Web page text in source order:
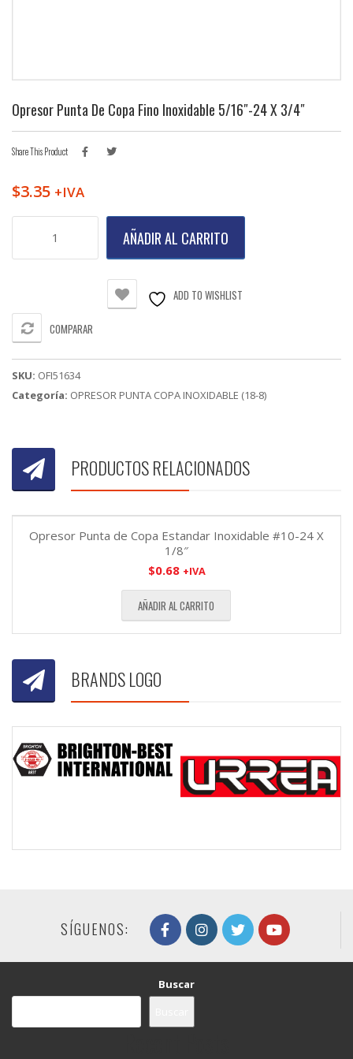
Opresor Punta De Copa Fino Inoxidable 5/16″-24 X 3/4″
Share This Product
$3.35 +IVA
5/16"-24
AÑADIR AL CARRITO
ADD TO WISHLIST
COMPARAR
SKU: OFI51634
Categoría: OPRESOR PUNTA COPA INOXIDABLE (18-8)
PRODUCTOS RELACIONADOS
Opresor Punta de Copa Estandar Inoxidable #10-24 X
1/8″
$0.68 +IVA
AÑADIR AL CARRITO
BRANDS LOGO
SÍGUENOS:
Buscar